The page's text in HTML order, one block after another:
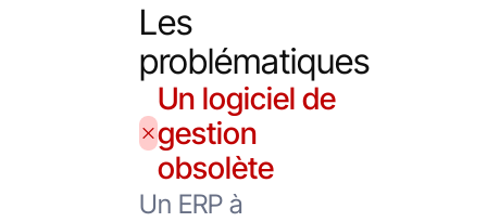
Les
problématiques
Un logiciel de
gestion
obsolète
Un ERP à